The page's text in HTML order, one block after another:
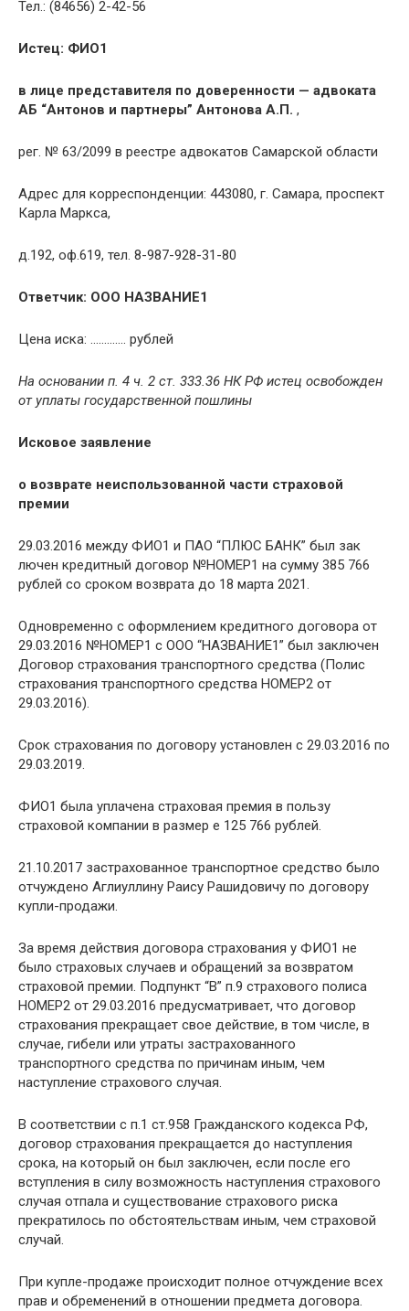
Тел.: (84656) 2-42-56
Истец: ФИО1
в лице представителя по доверенности — адвоката
АБ “Антонов и партнеры” Антонова А.П. ,
рег. № 63/2099 в реестре адвокатов Самарской области
Адрес для корреспонденции: 443080, г. Самара, проспект
Карла Маркса,
д.192, оф.619, тел. 8-987-928-31-80
Ответчик: ООО НАЗВАНИЕ1
Цена иска: …………. рублей
На основании п. 4 ч. 2 ст. 333.36 НК РФ истец освобожден
от уплаты государственной пошлины
Исковое заявление
о возврате неиспользованной части страховой
премии
29.03.2016 между ФИО1 и ПАО “ПЛЮС БАНК” был зак
лючен кредитный договор №НОМЕР1 на сумму 385 766
рублей со сроком возврата до 18 марта 2021.
Одновременно с оформлением кредитного договора от
29.03.2016 №НОМЕР1 с ООО “НАЗВАНИЕ1” был заключен
Договор страхования транспортного средства (Полис
страхования транспортного средства НОМЕР2 от
29.03.2016).
Срок страхования по договору установлен с 29.03.2016 по
29.03.2019.
ФИО1 была уплачена страховая премия в пользу
страховой компании в размер е 125 766 рублей.
21.10.2017 застрахованное транспортное средство было
отчуждено Аглиуллину Раису Рашидовичу по договору
купли-продажи.
За время действия договора страхования у ФИО1 не
было страховых случаев и обращений за возвратом
страховой премии. Подпункт “В” п.9 страхового полиса
НОМЕР2 от 29.03.2016 предусматривает, что договор
страхования прекращает свое действие, в том числе, в
случае, гибели или утраты застрахованного
транспортного средства по причинам иным, чем
наступление страхового случая.
В соответствии с п.1 ст.958 Гражданского кодекса РФ,
договор страхования прекращается до наступления
срока, на который он был заключен, если после его
вступления в силу возможность наступления страхового
случая отпала и существование страхового риска
прекратилось по обстоятельствам иным, чем страховой
случай.
При купле-продаже происходит полное отчуждение всех
прав и обременений в отношении предмета договора.